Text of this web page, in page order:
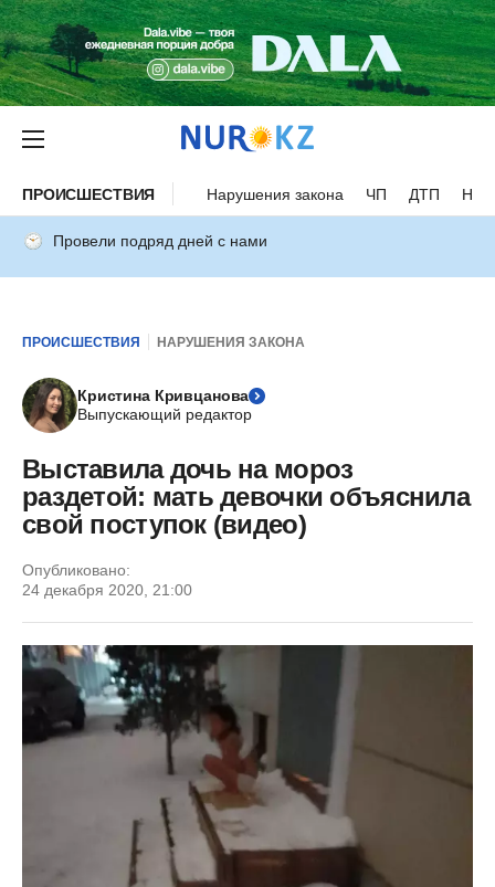
ПРОИСШЕСТВИЯ Нарушения закона ЧП ДТП
Провели подряд дней с нами
ПРОИСШЕСТВИЯ НАРУШЕНИЯ ЗАКОНА
Кристина Кривцанова
Выпускающий редактор
Выставила дочь на мороз
раздетой: мать девочки объяснила
свой поступок (видео)
Опубликовано:
24 декабря 2020, 21:00